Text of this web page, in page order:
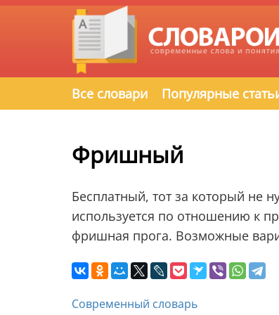
Все словари Популярные
Фришный
Бесплатный, тот за который не
используется по отношению к
фришная прога. Возможные
Современный словарь